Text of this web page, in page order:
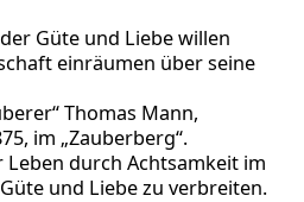
Güte und Liebe willen
einräumen über seine
Thomas Mann,
im „Zauberberg“.
durch Achtsamkeit im
und Liebe zu verbreiten.